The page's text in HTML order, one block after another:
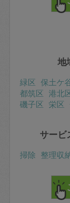
地
緑区 保土ケ
都筑区 港北
磯子区 栄区
サービ
掃除 整理収